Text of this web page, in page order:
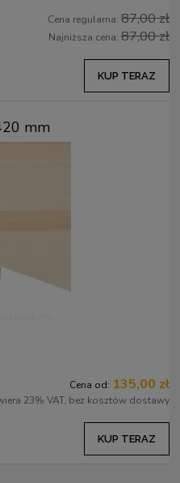
Cena regularna: 87,00 zł
Najniższa cena: 87,00 zł
KUP TERAZ
mm
Cena od: 135,00 zł
23% VAT, bez kosztów dostawy
KUP TERAZ